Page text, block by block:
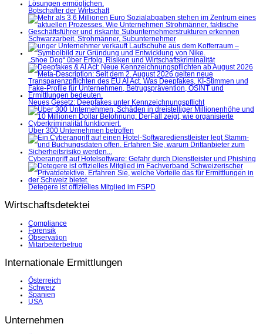
Botschafter der Wirtschaft
Schwarzarbeit, Strohmänner, Subunternehmer
„Shoe Dog“ über Erfolg, Risiken und Wirtschaftskriminalität
Neues Gesetz: Deepfakes unter Kennzeichnungspflicht
Über 300 Unternehmen betroffen
Cyberangriff auf Hotelsoftware: Gefahr durch Dienstleister und Phishing
Detegere ist offizielles Mitglied im FSPD
Wirtschaftsdetektei
Compliance
Forensik
Observation
Mitarbeiterbetrug
Internationale Ermittlungen
Österreich
Schweiz
Spanien
USA
Unternehmen